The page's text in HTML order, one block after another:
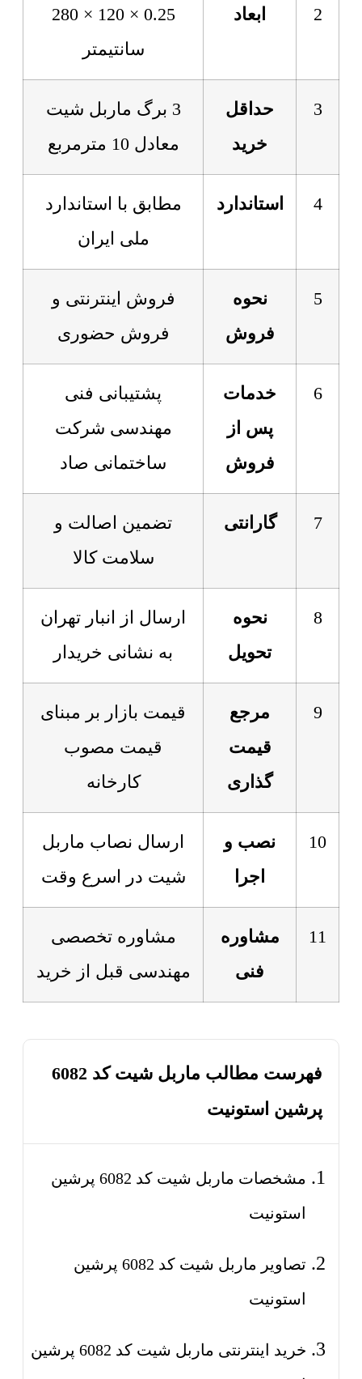
2 ابعاد
0.25 × 120 × 280
سانتیمتر
3
حداقل
خرید
3 برگ ماربل شیت
معادل 10 مترمربع
4 استاندارد
مطابق با استاندارد
ملی ایران
5
نحوه
فروش
فروش اینترنتی و
فروش حضوری
6
خدمات
پس از
فروش
پشتیبانی فنی
مهندسی شرکت
ساختمانی صاد
7 گارانتی
تضمین اصالت و
سلامت کالا
8
نحوه
تحویل
ارسال از انبار تهران
به نشانی خریدار
9
مرجع
قیمت
گذاری
قیمت بازار بر مبنای
قیمت مصوب
کارخانه
10
نصب و
اجرا
ارسال نصاب ماربل
شیت در اسرع وقت
11
مشاوره
فنی
مشاوره تخصصی
مهندسی قبل از خرید
فهرست مطالب ماربل شیت کد 6082
پرشین استونیت
مشخصات ماربل شیت کد 6082 پرشین
استونیت
تصاویر ماربل شیت کد 6082 پرشین
استونیت
خرید اینترنتی ماربل شیت کد 6082 پرشین